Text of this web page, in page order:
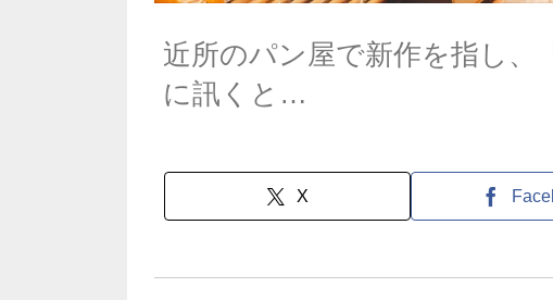
近所のパン屋で新作を指し、
に訊くと…
X